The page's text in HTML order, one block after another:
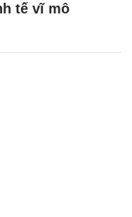
tế vĩ mô